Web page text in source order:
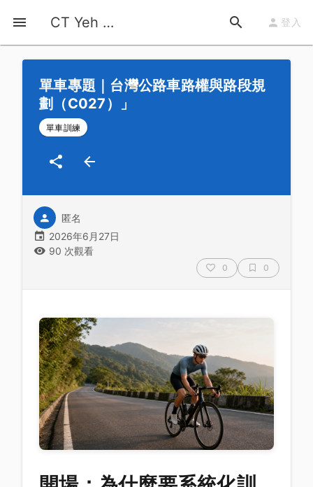
CT Yeh 公路車基地 登入
首頁 運動知識
單車專題｜台灣公路車路權與路段規
劃（C027）」
單車訓練
匿名
2026年6月27日
90 次觀看
0 0